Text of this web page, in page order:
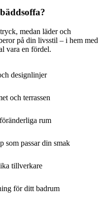
medan läder och
på din livsstil – i hem med
vara en fördel.
designlinjer
och terrassen
rum
som passar din smak
tillverkare
för ditt badrum